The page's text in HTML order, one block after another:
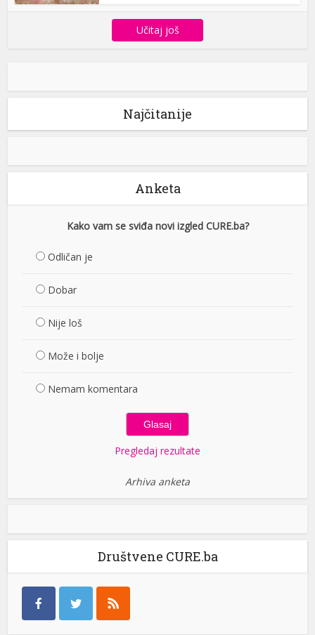
Učitaj još
Najčitanije
Anketa
Kako vam se sviđa novi izgled CURE.ba?
Odličan je
Dobar
Nije loš
Može i bolje
Nemam komentara
Pregledaj rezultate
Arhiva anketa
Društvene CURE.ba